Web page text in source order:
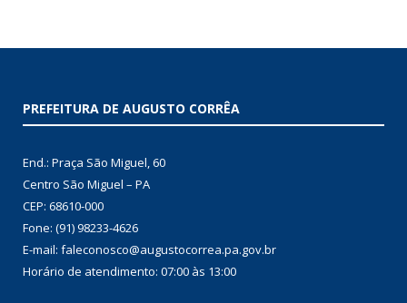
PREFEITURA DE AUGUSTO CORRÊA
End.: Praça São Miguel, 60
Centro São Miguel – PA
CEP: 68610-000
Fone: (91) 98233-4626
E-mail: faleconosco@augustocorrea.pa.gov.br
Horário de atendimento: 07:00 às 13:00